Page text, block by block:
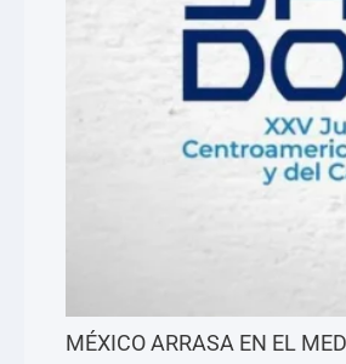
MÉXICO ARRASA EN EL